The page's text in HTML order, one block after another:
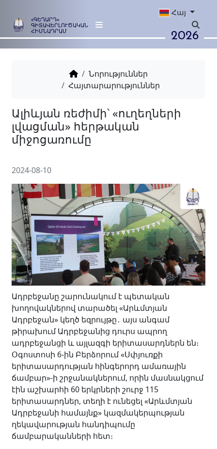
«ԳԵՂԱՐԴ»
ԳԻՏԱՎԵՐԼՈՒԾԱԿԱՆ
ՀԻՄՆԱԴՐԱՄ
Հայ
2026
Նորություններ
Հայտարարություններ
Ալիևյան ռեժիմի՝
միջոցառումը
2024-08-10
Ադրբեջանը շարունակում է պետական
խողովակներով տարածել «Արևմտյան
Ադրբեջան» կեղծ եզրույթը․ այս անգամ
թիրախում Ադրբեջանից դուրս ապրող
ադրբեջանցի և այլազգի երիտասարդներն են։
Օգոստոսի 6-ին Բերձորում «Սփյուռքի
երիտասարդության հինգերորդ ամառային
ճամբար»-ի շրջանակներում, որին մասնակցում
էին աշխարհի 60 երկրների շուրջ 115
երիտասարդներ, տեղի է ունեցել «Արևմտյան
Ադրբեջանի համայնք» կազմակերպության
ղեկավարության հանդիպումը
ճամբարականների հետ։